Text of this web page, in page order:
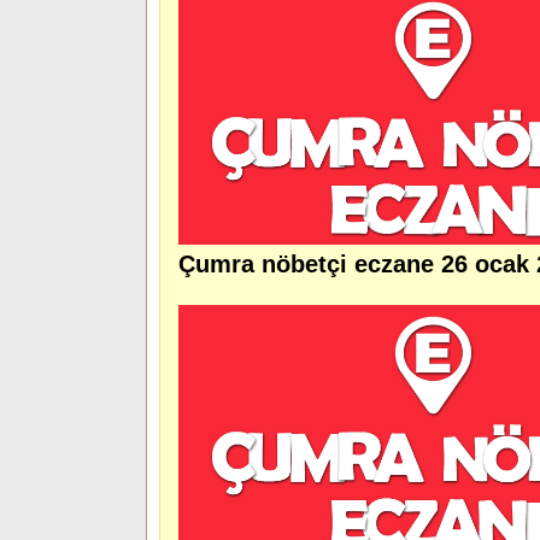
Çumra nöbetçi eczane 26 ocak